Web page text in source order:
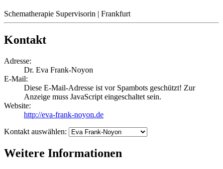
Schematherapie Supervisorin | Frankfurt
Kontakt
Adresse:
Dr. Eva Frank-Noyon
E-Mail:
Diese E-Mail-Adresse ist vor Spambots geschützt! Zur
Anzeige muss JavaScript eingeschaltet sein.
Website:
http://eva-frank-noyon.de
Kontakt auswählen:
Weitere Informationen